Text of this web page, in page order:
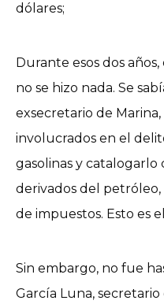
dólares;
Durante esos dos
no se hizo nada. Se
exsecretario de
involucrados en el
gasolinas y
derivados del
de impuestos. Esto es
Sin embargo, no fue
García Luna,